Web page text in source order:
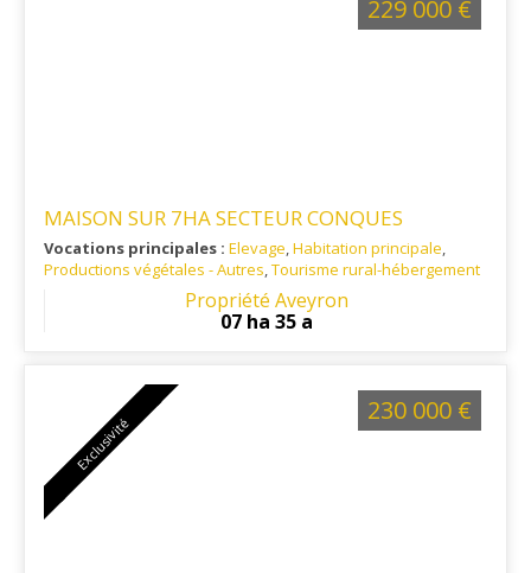
MAISON SUR 7HA SECTEUR CONQUES
Vocations principales : Elevage,Habitation principale,
Productions végétales - Autres,Tourisme rural-hébergement
: Sur la commune de CONQUES EN
ROUERGUE et à proximité du Chemin de St Jacques.
Propriété Aveyron
07 ha 35 a
229 000 €
Exclusivité
230 000 €